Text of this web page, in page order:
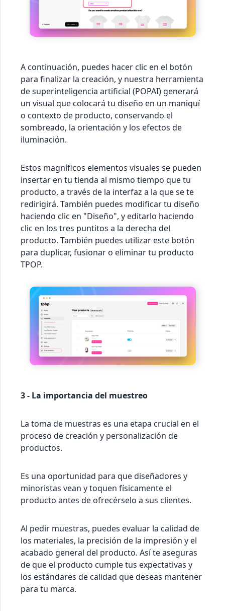
A continuación, puedes hacer clic en el botón
para finalizar la creación, y nuestra herramienta
de superinteligencia artificial (POPAI) generará
un visual que colocará tu diseño en un maniquí
o contexto de producto, conservando el
sombreado, la orientación y los efectos de
iluminación.
Estos magníficos elementos visuales se pueden
insertar en tu tienda al mismo tiempo que tu
producto, a través de la interfaz a la que se te
redirigirá. También puedes modificar tu diseño
haciendo clic en "Diseño", y editarlo haciendo
clic en los tres puntitos a la derecha del
producto. También puedes utilizar este botón
para duplicar, fusionar o eliminar tu producto
TPOP.
3 - La importancia del muestreo
La toma de muestras es una etapa crucial en el
proceso de creación y personalización de
productos.
Es una oportunidad para que diseñadores y
minoristas vean y toquen físicamente el
producto antes de ofrecérselo a sus clientes.
Al pedir muestras, puedes evaluar la calidad de
los materiales, la precisión de la impresión y el
acabado general del producto. Así te aseguras
de que el producto cumple tus expectativas y
los estándares de calidad que deseas mantener
para tu marca.